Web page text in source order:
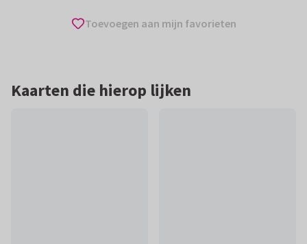
Toevoegen aan mijn favorieten
Kaarten die hierop lijken